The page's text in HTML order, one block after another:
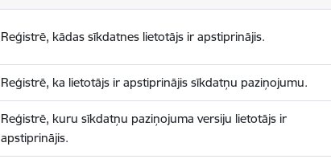
Reģistrē, kādas sīkdatnes lietotājs ir apstiprinājis.
Reģistrē, ka lietotājs ir apstiprinājis sīkdatņu paziņojumu.
Reģistrē, kuru sīkdatņu paziņojuma versiju lietotājs ir
apstiprinājis.